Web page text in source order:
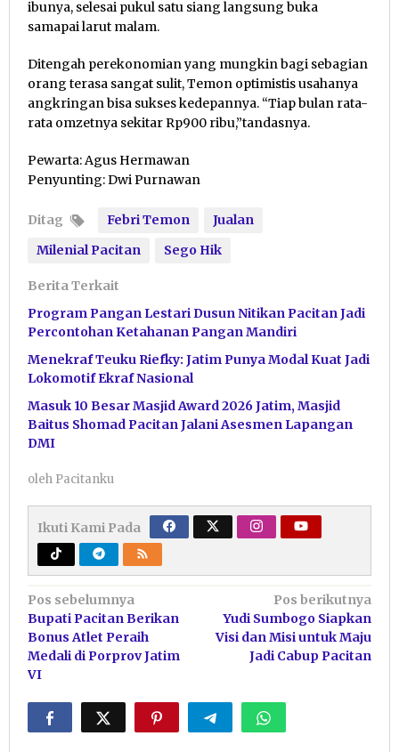
ibunya, selesai pukul satu siang langsung buka
samapai larut malam.
Ditengah perekonomian yang mungkin bagi sebagian
orang terasa sangat sulit, Temon optimistis usahanya
angkringan bisa sukses kedepannya. “Tiap bulan rata-
rata omzetnya sekitar Rp900 ribu,”tandasnya.
Pewarta: Agus Hermawan
Penyunting: Dwi Purnawan
Ditag Febri Temon
Jualan
Milenial Pacitan
Sego Hik
Berita Terkait
Program Pangan Lestari Dusun Nitikan Pacitan Jadi
Percontohan Ketahanan Pangan Mandiri
Menekraf Teuku Riefky: Jatim Punya Modal Kuat Jadi
Lokomotif Ekraf Nasional
Masuk 10 Besar Masjid Award 2026 Jatim, Masjid
Baitus Shomad Pacitan Jalani Asesmen Lapangan
DMI
oleh Pacitanku
Ikuti Kami Pada
Navigasi
pos
Pos sebelumnya
Bupati Pacitan Berikan
Bonus Atlet Peraih
Medali di Porprov Jatim
VI
Pos berikutnya
Yudi Sumbogo Siapkan
Visi dan Misi untuk Maju
Jadi Cabup Pacitan